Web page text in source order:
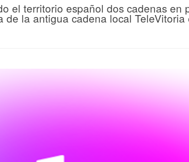
el territorio español dos cadenas en
la antigua cadena local TeleVitoria